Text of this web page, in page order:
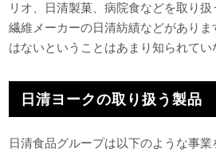
リオ、日清製菓、病院食などを取り
繊維メーカーの日清紡績などがあり
はないということはあまり知られてい
日清ヨークの取り扱う製品
日清食品グループは以下のような事業